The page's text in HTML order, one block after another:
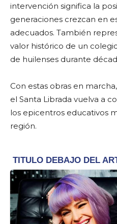
intervención significa la
generaciones crezcan en
adecuados. También
valor histórico de un
de huilenses durante
Con estas obras en
el Santa Librada vuelva a
los epicentros educativos
región.